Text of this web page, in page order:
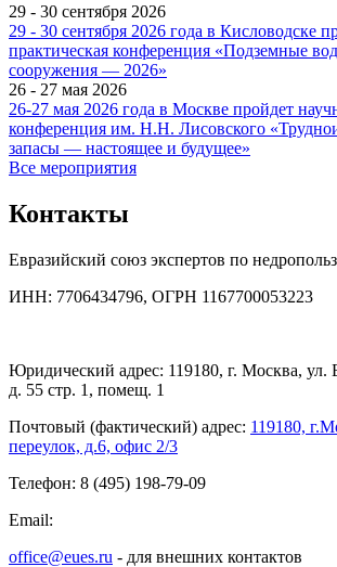
29 - 30 сентября 2026
29 - 30 сентября 2026 года в Кисловодске
практическая конференция «Подземные
сооружения — 2026»
26 - 27 мая 2026
26-27 мая 2026 года в Москве пройдет
конференция им. Н.Н. Лисовского
запасы — настоящее и будущее»
Все мероприятия
Контакты
Евразийский союз экспертов по
ИНН: 7706434796, ОГРН 1167700053223
Юридический адрес: 119180, г. Москва, ул.
д. 55 стр. 1, помещ. 1
Почтовый (фактический) адрес: 119180,
переулок, д.6, офис 2/3
Телефон: 8 (495) 198-79-09
Email:
office@eues.ru - для внешних контактов